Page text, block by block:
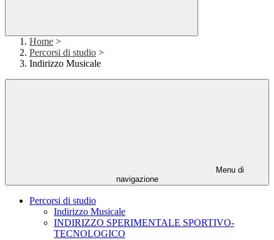
Home >
Percorsi di studio >
Indirizzo Musicale
Menu di
navigazione
Percorsi di studio
Indirizzo Musicale
INDIRIZZO SPERIMENTALE SPORTIVO-
TECNOLOGICO